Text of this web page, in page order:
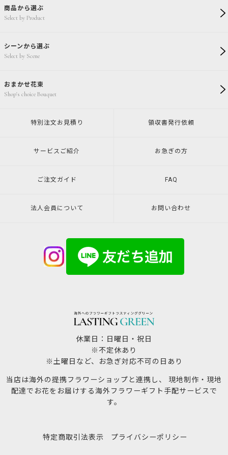
商品から選ぶ
Select by Product
シーンから選ぶ
Select by Scene
おまかせ花束
Shop's choice Bouquet
特別注文 お見積り 領収書発行依頼
サービスご紹介 お急ぎの方
ご注文ガイド FAQ
法人会員について お問い合わせ
休業日：日曜日・祝日
※不定休あり
※土曜日など、お急ぎ対応不可の日あり
当店は海外の提携フラワーショップと連携し、 現地制作・現地
配達でお花をお届けする海外フラワーギフト手配サービスで
す。
特定商取引法表示 プライバシーポリシー